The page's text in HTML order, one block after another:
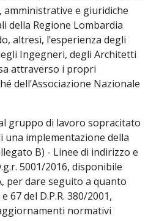
amministrative e giuridiche
della Regione Lombardia
altresì, l’esperienza degli
Ingegneri, degli Architetti
attraverso i propri
dell’Associazione Nazionale
gruppo di lavoro sopracitato
una implementazione della
B) - Linee di indirizzo e
5001/2016, disponibile
per dare seguito a quanto
67 del D.P.R. 380/2001,
normativi